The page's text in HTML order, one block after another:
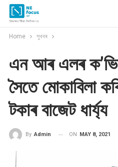
Home সুখবৰ
এন আৰ এলৰ
সৈতে মোকাবিলা
টকাৰ বাজেট ধাৰ্য্য
By Admin ON MAY 8, 2021